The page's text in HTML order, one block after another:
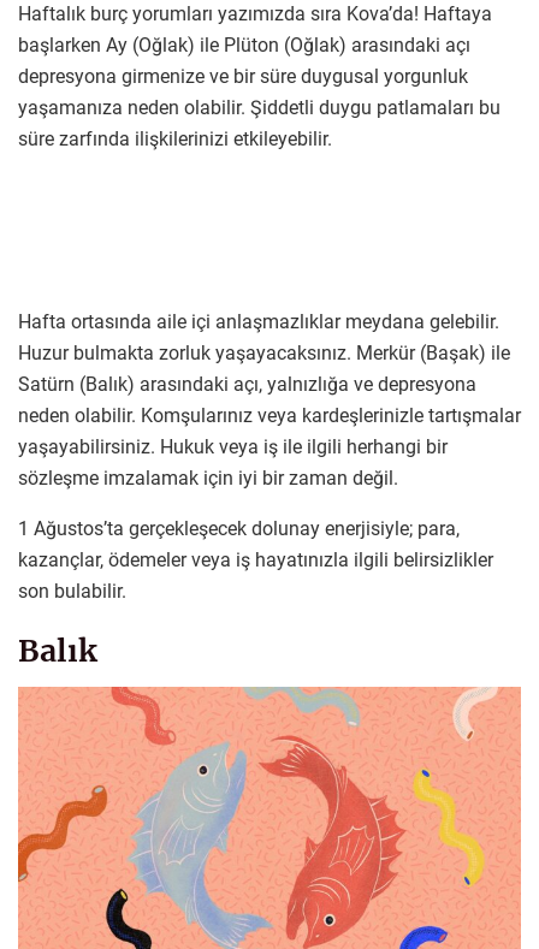
Haftalık burç yorumları yazımızda sıra Kova’da! Haftaya
başlarken Ay (Oğlak) ile Plüton (Oğlak) arasındaki açı
depresyona girmenize ve bir süre duygusal yorgunluk
yaşamanıza neden olabilir. Şiddetli duygu patlamaları bu
süre zarfında ilişkilerinizi etkileyebilir.
Hafta ortasında aile içi anlaşmazlıklar meydana gelebilir.
Huzur bulmakta zorluk yaşayacaksınız. Merkür (Başak) ile
Satürn (Balık) arasındaki açı, yalnızlığa ve depresyona
neden olabilir. Komşularınız veya kardeşlerinizle tartışmalar
yaşayabilirsiniz. Hukuk veya iş ile ilgili herhangi bir
sözleşme imzalamak için iyi bir zaman değil.
1 Ağustos’ta gerçekleşecek dolunay enerjisiyle; para,
kazançlar, ödemeler veya iş hayatınızla ilgili belirsizlikler
son bulabilir.
Balık